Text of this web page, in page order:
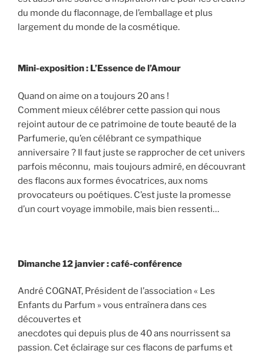
du monde du flaconnage, de l’emballage et plus
largement du monde de la cosmétique.
Mini-exposition : L’Essence de l’Amour
Quand on aime on a toujours 20 ans !
Comment mieux célébrer cette passion qui nous
rejoint autour de ce patrimoine de toute beauté de la
Parfumerie, qu’en célébrant ce sympathique
anniversaire ? Il faut juste se rapprocher de cet univers
parfois méconnu, mais toujours admiré, en découvrant
des flacons aux formes évocatrices, aux noms
provocateurs ou poétiques. C’est juste la promesse
d’un court voyage immobile, mais bien ressenti…
Dimanche 12 janvier : café-conférence
André COGNAT, Président de l’association « Les
Enfants du Parfum » vous entraînera dans ces
découvertes et
anecdotes qui depuis plus de 40 ans nourrissent sa
passion. Cet éclairage sur ces flacons de parfums et